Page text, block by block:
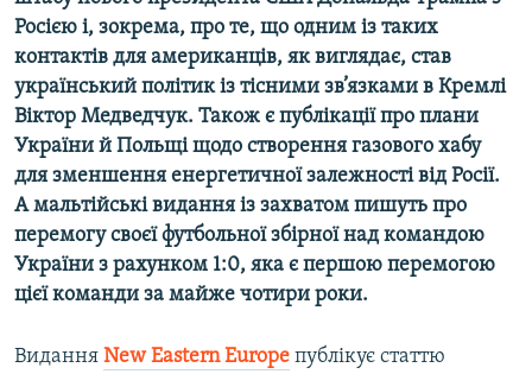
Усі сайти RFE/RL
Росією і, зокрема, про те, що одним із таких
контактів для американців, як виглядає, став
український політик із тісними зв’язками в Кремлі
Віктор Медведчук. Також є публікації про плани
України й Польщі щодо створення газового хабу
для зменшення енергетичної залежності від Росії.
А мальтійські видання із захватом пишуть про
перемогу своєї футбольної збірної над командою
України з рахунком 1:0, яка є першою перемогою
цієї команди за майже чотири роки.
Видання New Eastern Europe публікує статтю